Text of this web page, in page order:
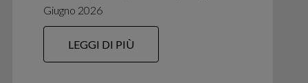
Giugno 2026
LEGGI DI PIÙ